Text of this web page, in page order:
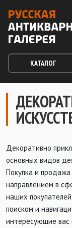
КАТАЛОГ
Декоративно
основных видов
Покупка и
направлением в
наших
поиском и
интересующие